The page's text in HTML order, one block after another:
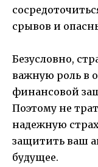
срывов и
Безусловно,
важную роль в
финансовой
Поэтому не
надежную
защитить ваш
будущее.